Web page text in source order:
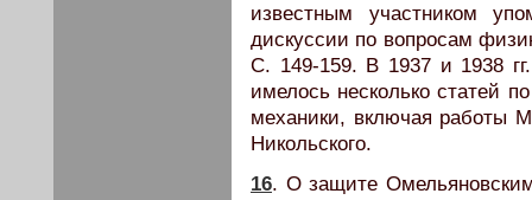
известным участником
дискуссии по вопросам
С. 149-159. В 1937 и 1938
имелось несколько статей
механики, включая работы
Никольского.
16. О защите